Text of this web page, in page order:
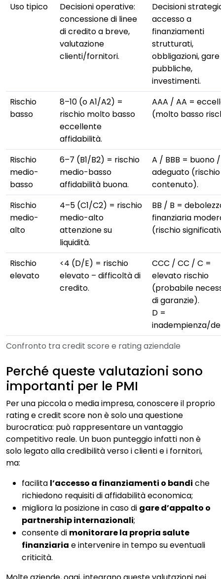
Confronto tra credit score e rating aziendale
Uso tipico
Decisioni operative:
concessione di linee
di credito a breve,
valutazione
clienti/fornitori.
Decisioni
accesso a
finanziamenti
strutturati,
obbligazioni, gare
pubbliche,
investimenti.
Rischio
basso
8–10 (o A1/A2) =
rischio molto basso
eccellente
affidabilità.
AAA / AA =
(molto basso
Rischio
medio-
basso
6–7 (B1/B2) = rischio
medio-basso
affidabilità buona.
A / BBB = buono /
adeguato (rischio
contenuto).
Rischio
medio-
alto
4–5 (C1/C2) = rischio
medio-alto
attenzione su
liquidità.
BB / B =
finanziaria
(rischio
Rischio
elevato
<4 (D/E) = rischio
elevato – difficoltà di
credito.
CCC / CC / C =
elevato rischio
(probabile
di garanzie).
D =
inadempienza/
Perché queste valutazioni sono
importanti per le PMI
Per una piccola o media impresa, conoscere il proprio
rating e credit score non è solo una questione
burocratica: può rappresentare un vantaggio
competitivo reale. Un buon punteggio infatti non è
solo legato alla credibilità verso i clienti e i fornitori,
ma:
facilita l’accesso a finanziamenti o bandi che
richiedono requisiti di affidabilità economica;
migliora la posizione in caso di gare d’appalto o
partnership internazionali;
consente di monitorare la propria salute
finanziaria e intervenire in tempo su eventuali
criticità.